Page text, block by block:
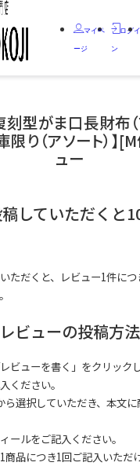
マイペ
ージ
ログイ
ン
刻型がま口長財布（
限り（アソート）】
ュー
していただくと
ただくと、レビュー1件に
レビューの投稿方法
ビューを書く」をクリック
ください。
ら選択していただき、本文
ールをご記入ください。
品につき1回ご記入いただけ